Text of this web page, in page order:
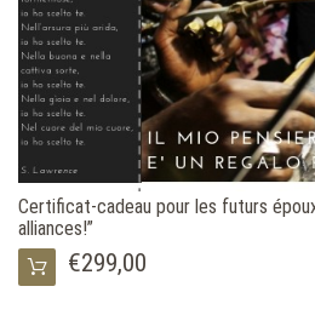
Certificat-cadeau pour les futurs
alliances!”
€299,00